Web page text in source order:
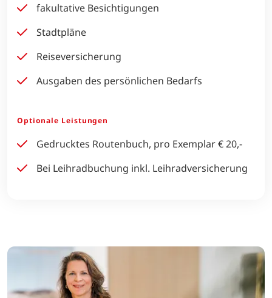
fakultative Besichtigungen
Stadtpläne
Reiseversicherung
Ausgaben des persönlichen Bedarfs
Optionale Leistungen
Gedrucktes Routenbuch, pro Exemplar € 20,-
Bei Leihradbuchung inkl. Leihradversicherung